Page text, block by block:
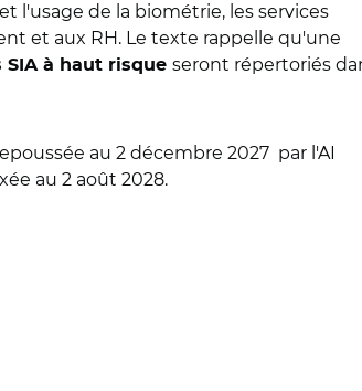
l'usage de la biométrie, les services
et aux RH. Le texte rappelle qu'une
SIA à haut risque seront répertoriés
au 2 décembre 2027 par l'AI
au 2 août 2028.